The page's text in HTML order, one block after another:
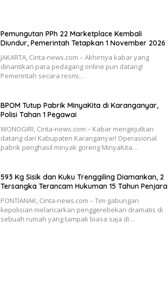
Pemungutan PPh 22 Marketplace Kembali
Diundur, Pemerintah Tetapkan 1 November 2026
JAKARTA, Cinta-news.com – Akhirnya kabar yang
dinantikan para pedagang online pun datang!
Pemerintah secara resmi…
BPOM Tutup Pabrik MinyaKita di Karanganyar,
Polisi Tahan 1 Pegawai
WONOGIRI, Cinta-news.com – Kabar mengejutkan
datang dari Kabupaten Karanganyar! Operasional
pabrik penghasil minyak goreng MinyaKita…
593 Kg Sisik dan Kuku Trenggiling Diamankan, 2
Tersangka Terancam Hukuman 15 Tahun Penjara
PONTIANAK, Cinta-news.com – Tim gabungan
kepolisian melancarkan penggerebekan dramatis di
sebuah rumah yang tampak biasa saja di…